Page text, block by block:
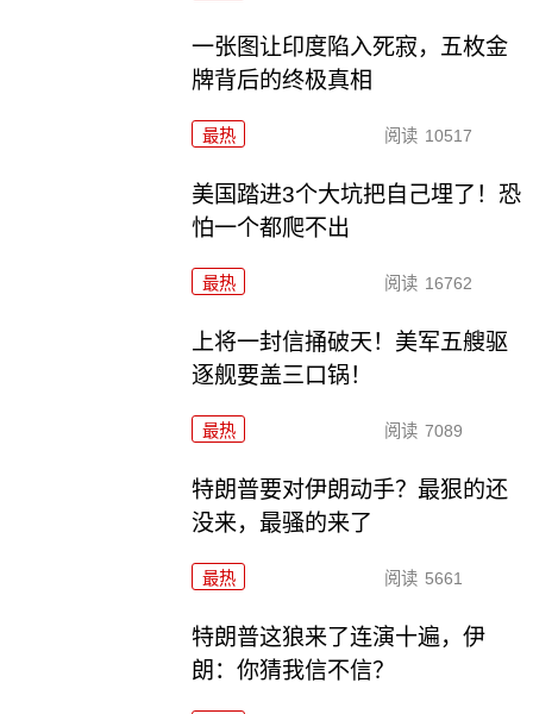
一张图让印度陷入死寂，五枚金
牌背后的终极真相
最热 阅读 10517
美国踏进3个大坑把自己埋了！恐
怕一个都爬不出
最热 阅读 16762
上将一封信捅破天！美军五艘驱
逐舰要盖三口锅！
最热 阅读 7089
特朗普要对伊朗动手？最狠的还
没来，最骚的来了
最热 阅读 5661
特朗普这狼来了连演十遍，伊
朗：你猜我信不信？